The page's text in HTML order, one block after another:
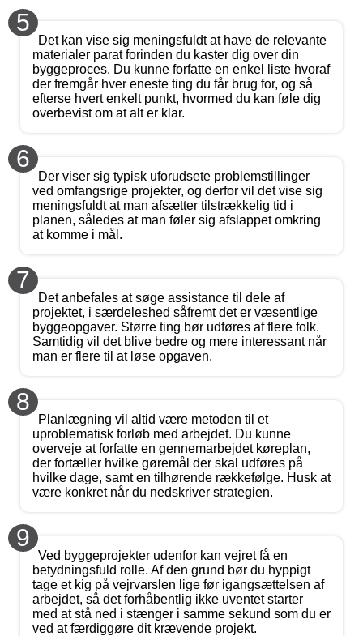
5
Det kan vise sig meningsfuldt at have de relevante
materialer parat forinden du kaster dig over din
byggeproces. Du kunne forfatte en enkel liste hvoraf
der fremgår hver eneste ting du får brug for, og så
efterse hvert enkelt punkt, hvormed du kan føle dig
overbevist om at alt er klar.
6
Der viser sig typisk uforudsete problemstillinger
ved omfangsrige projekter, og derfor vil det vise sig
meningsfuldt at man afsætter tilstrækkelig tid i
planen, således at man føler sig afslappet omkring
at komme i mål.
7
Det anbefales at søge assistance til dele af
projektet, i særdeleshed såfremt det er væsentlige
byggeopgaver. Større ting bør udføres af flere folk.
Samtidig vil det blive bedre og mere interessant når
man er flere til at løse opgaven.
8
Planlægning vil altid være metoden til et
uproblematisk forløb med arbejdet. Du kunne
overveje at forfatte en gennemarbejdet køreplan,
der fortæller hvilke gøremål der skal udføres på
hvilke dage, samt en tilhørende rækkefølge. Husk at
være konkret når du nedskriver strategien.
9
Ved byggeprojekter udenfor kan vejret få en
betydningsfuld rolle. Af den grund bør du hyppigt
tage et kig på vejrvarslen lige før igangsættelsen af
arbejdet, så det forhåbentlig ikke uventet starter
med at stå ned i stænger i samme sekund som du er
ved at færdiggøre dit krævende projekt.